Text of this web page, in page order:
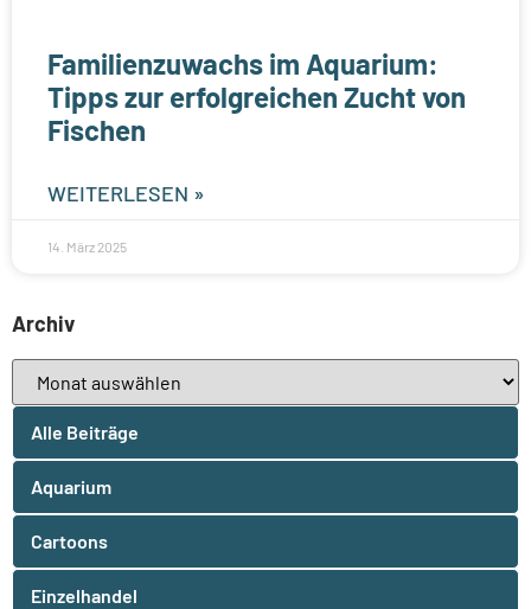
Familienzuwachs im Aquarium:
Tipps zur erfolgreichen Zucht von
Fischen
WEITERLESEN »
14. März 2025
Archiv
Alle Beiträge
Aquarium
Cartoons
Einzelhandel